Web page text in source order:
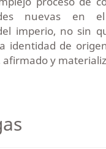
nuevas en
imperio, no sin
identidad de
afirmado y